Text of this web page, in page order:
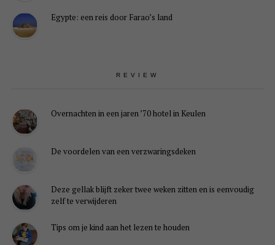
Egypte: een reis door Farao’s land
REVIEW
Overnachten in een jaren ’70 hotel in Keulen
De voordelen van een verzwaringsdeken
Deze gellak blijft zeker twee weken zitten en is eenvoudig
zelf te verwijderen
Tips om je kind aan het lezen te houden